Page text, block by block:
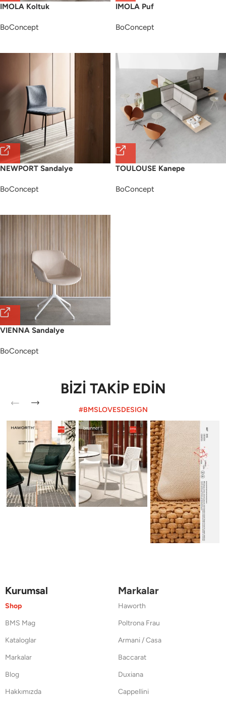
IMOLA Koltuk
BoConcept
IMOLA Puf
BoConcept
NEWPORT Sandalye
BoConcept
TOULOUSE Kanepe
BoConcept
VIENNA Sandalye
BoConcept
BİZİ TAKİP EDİN
#BMSLOVESDESIGN
Kurumsal
Shop
BMS Mag
Kataloglar
Markalar
Blog
Hakkımızda
Markalar
Haworth
Poltrona Frau
Armani / Casa
Baccarat
Duxiana
Cappellini